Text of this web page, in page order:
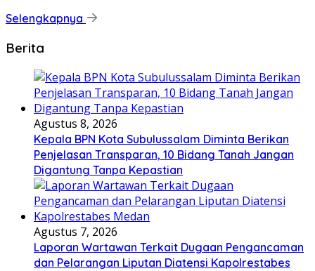
Selengkapnya
Berita
Agustus 8, 2026
Kepala BPN Kota Subulussalam Diminta Berikan
Penjelasan Transparan, 10 Bidang Tanah Jangan
Digantung Tanpa Kepastian
Agustus 7, 2026
Laporan Wartawan Terkait Dugaan Pengancaman
dan Pelarangan Liputan Diatensi Kapolrestabes